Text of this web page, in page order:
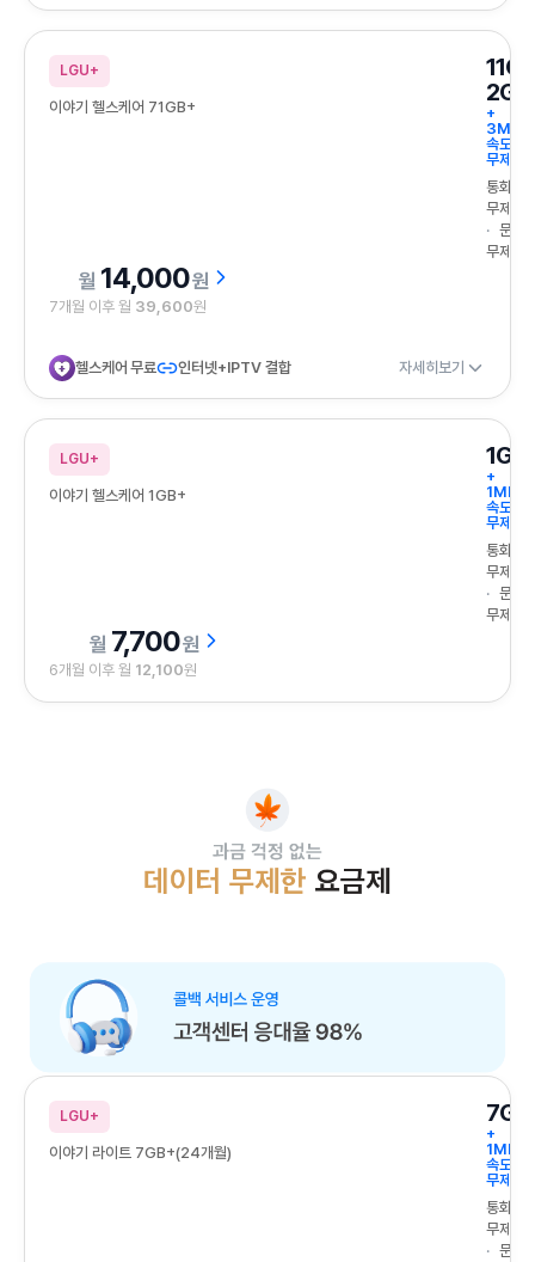
LGU+
이야기 헬스케어 71GB+
2GB
+
속도
무제한
통화
무제한
문자
무제한
14,000원
7개월 이후 월 39,600원
헬스케어 무료 인터넷+IPTV 결합 자세히보기
LGU+
이야기 헬스케어 1GB+
1GB
+
1Mbps
속도
무제한
통화
무제한
문자
무제한
7,700원
6개월 이후 월 12,100원
과금 걱정 없는 데이터 무제한 요금제
콜백 서비스 운영 고객센터 응대율 98
LGU+
이야기 라이트 7GB+(24개월)
7GB
+
1Mbps
속도
무제한
통화
무제한
문자